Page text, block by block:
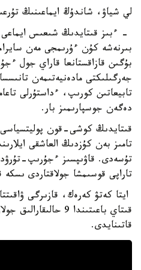
لي شياۋ، شاندۇڭ ايماعىنىڭ
- ءبىز قىتايدىڭ شىعىس ايماعى
بىرنەشە كۇن ءۇرىمجى مەن
بۇگىن قازاقستانعا قاراي جول
جەرگىلىكتى مادەنيەتىمەن
تابيعاتىن كورىپ، ءداستۇرلى
دەگەن جوسپارىمىز بار.
قىتايدىڭ كوشى-قون
تامىز بەن كۇزدىڭ العاشقى
تۇسەدى. قاۋىپسىز ءجۇرىپ-
تاراپى قوسىمشا جولاقتاردى ىسكە
ايتا كەتۋ كەرەك، قازىرگى
قىتاي باعىتىندا 9
قاتىنايدى.